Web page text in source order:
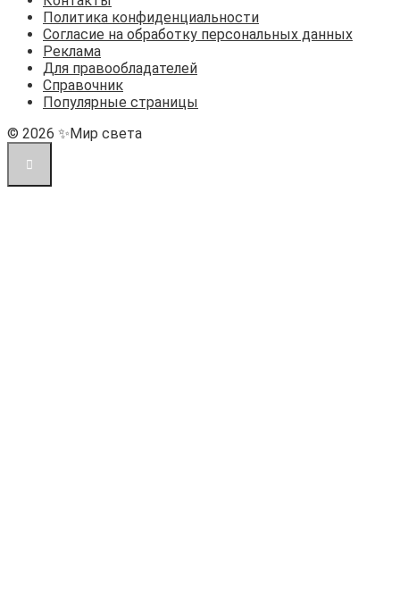
Политика конфиденциальности
Согласие на обработку персональных данных
Реклама
Для правообладателей
Справочник
Популярные страницы
© 2026 ✨Мир света